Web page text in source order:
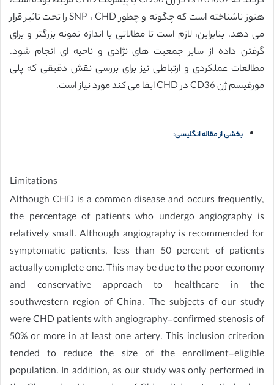
هنوز ناشناخته است که چگونه و چطور SNP ، CHD را تحت تاثیر قرار
می دهد. بنابراین، لازم است تا مطالاتی با اندازه نمونه بزرگتر و برای
گرفتن داده از سایر جمعیت های نژادی و ناحیه ای انجام شود.
مطالعات عملکردی و ارتباطی نیز برای بررسی نقش دقیقی که پلی
مورفیسم ژن CD36 در CHD ایفا می کند مورد نیاز است.
بخشی از مقاله انگلیسی:
Limitations
Although CHD is a common disease and occurs frequently,
the percentage of patients who undergo angiography is
relatively small. Although angiography is recommended for
symptomatic patients, less than 50 percent of patients
actually complete one. This may be due to the poor economy
and conservative approach to healthcare in the
southwestern region of China. The subjects of our study
were CHD patients with angiography-confirmed stenosis of
50% or more in at least one artery. This inclusion criterion
tended to reduce the size of the enrollment-eligible
population. In addition, as our study was only performed in